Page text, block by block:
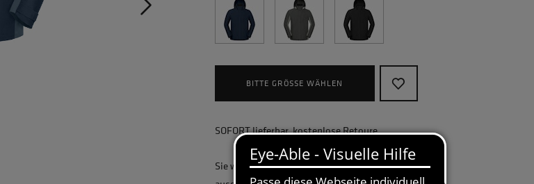
BITTE GRÖSSE WÄHLEN
SOFORT lieferbar, kostenlose Retoure
Sie wollen Ihr Unternehmen ganzheitlich